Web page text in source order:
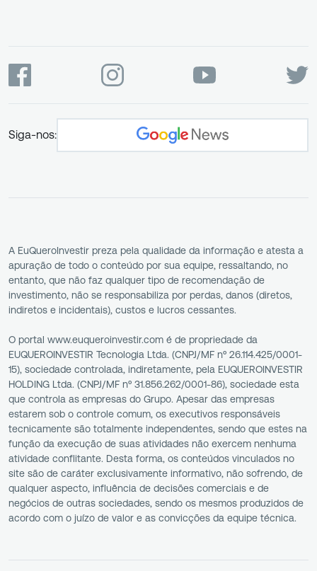
Siga-nos:
A EuQueroInvestir preza pela qualidade da informação e atesta a
apuração de todo o conteúdo por sua equipe, ressaltando, no
entanto, que não faz qualquer tipo de recomendação de
investimento, não se responsabiliza por perdas, danos (diretos,
indiretos e incidentais), custos e lucros cessantes.
O portal www.euqueroinvestir.com é de propriedade da
EUQUEROINVESTIR Tecnologia Ltda. (CNPJ/MF nº 26.114.425/0001-
15), sociedade controlada, indiretamente, pela EUQUEROINVESTIR
HOLDING Ltda. (CNPJ/MF nº 31.856.262/0001-86), sociedade esta
que controla as empresas do Grupo. Apesar das empresas
estarem sob o controle comum, os executivos responsáveis
tecnicamente são totalmente independentes, sendo que estes na
função da execução de suas atividades não exercem nenhuma
atividade conflitante. Desta forma, os conteúdos vinculados no
site são de caráter exclusivamente informativo, não sofrendo, de
qualquer aspecto, influência de decisões comerciais e de
negócios de outras sociedades, sendo os mesmos produzidos de
acordo com o juízo de valor e as convicções da equipe técnica.